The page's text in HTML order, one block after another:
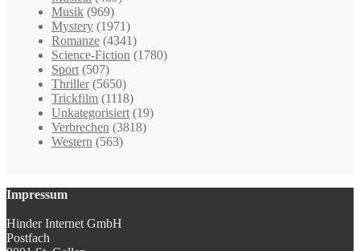
Musik (969)
Mystery (1971)
Romanze (4341)
Science-Fiction (1780)
Sport (507)
Thriller (5650)
Trickfilm (1118)
Unkategorisiert (19)
Verbrechen (3818)
Western (563)
Impressum
Hinder Internet GmbH
Postfach